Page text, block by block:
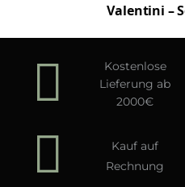
Valentini –
Kostenlose
Lieferung ab
2000€
Kauf auf
Rechnung